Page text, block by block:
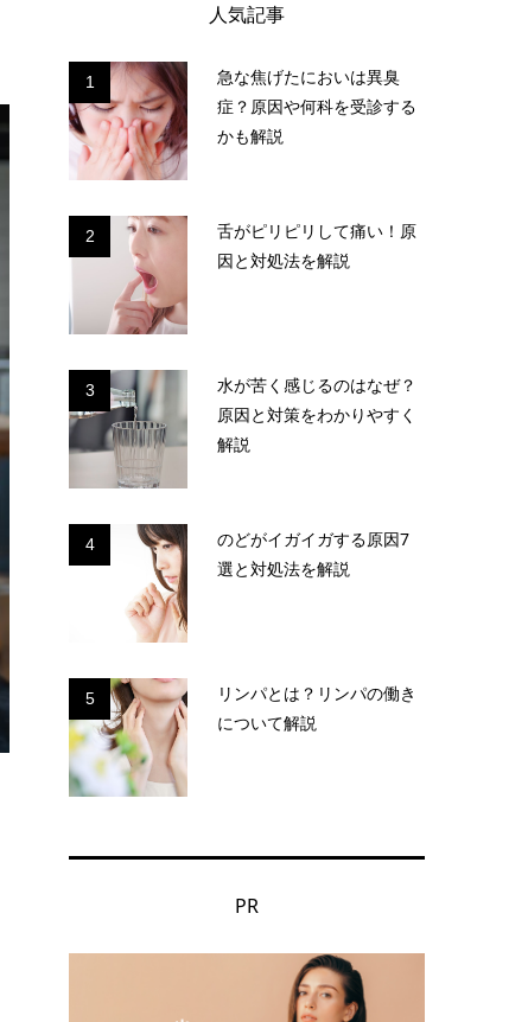
人気記事
1
急な焦げたにおいは異臭
症？原因や何科を受診する
かも解説
2
舌がピリピリして痛い！原
因と対処法を解説
3
水が苦く感じるのはなぜ？
原因と対策をわかりやすく
解説
4
のどがイガイガする原因7
選と対処法を解説
5
リンパとは？リンパの働き
について解説
PR